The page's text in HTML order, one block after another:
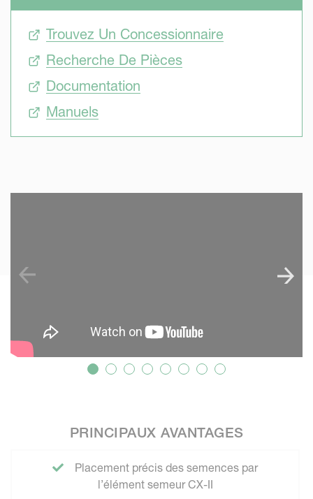
Trouvez Un Concessionnaire
Recherche De Pièces
Documentation
Manuels
PRINCIPAUX AVANTAGES
Placement précis des semences par
l’élément semeur CX-II